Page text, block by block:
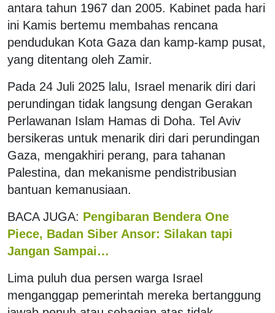
antara tahun 1967 dan 2005. Kabinet pada hari
ini Kamis bertemu membahas rencana
pendudukan Kota Gaza dan kamp-kamp pusat,
yang ditentang oleh Zamir.
Pada 24 Juli 2025 lalu, Israel menarik diri dari
perundingan tidak langsung dengan Gerakan
Perlawanan Islam Hamas di Doha. Tel Aviv
bersikeras untuk menarik diri dari perundingan
Gaza, mengakhiri perang, para tahanan
Palestina, dan mekanisme pendistribusian
bantuan kemanusiaan.
BACA JUGA: Pengibaran Bendera One
Piece, Badan Siber Ansor: Silakan tapi
Jangan Sampai…
Lima puluh dua persen warga Israel
menganggap pemerintah mereka bertanggung